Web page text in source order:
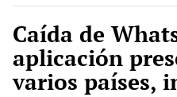
Caída de
aplicación
varios países,